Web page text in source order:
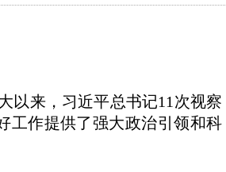
以来，习近平总书记11次视察
工作提供了强大政治引领和科